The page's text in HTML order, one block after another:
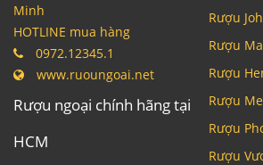
Minh
HOTLINE mua hàng
0972.12345.1
www.ruoungoai.net
Rượu ngoại chính hãng tại
HCM
Rượu
Rượu
Rượu
Rượu
Rượu
Rượu